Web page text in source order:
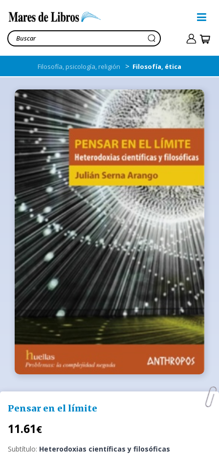
Filosofía, psicología, religión > Filosofía, ética
Pensar en el límite
11.61€
Subtítulo: Heterodoxias científicas y filosóficas